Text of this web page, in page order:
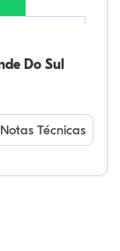
Do Sul
Notas Técnicas